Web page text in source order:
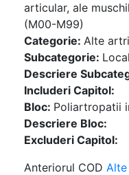
articular, ale
(M00-M99)
Categorie: Alte
Subcategorie:
Descriere
Includeri Capitol:
Bloc: Poliartropatii
Descriere Bloc:
Excluderi Capitol:
Anteriorul COD